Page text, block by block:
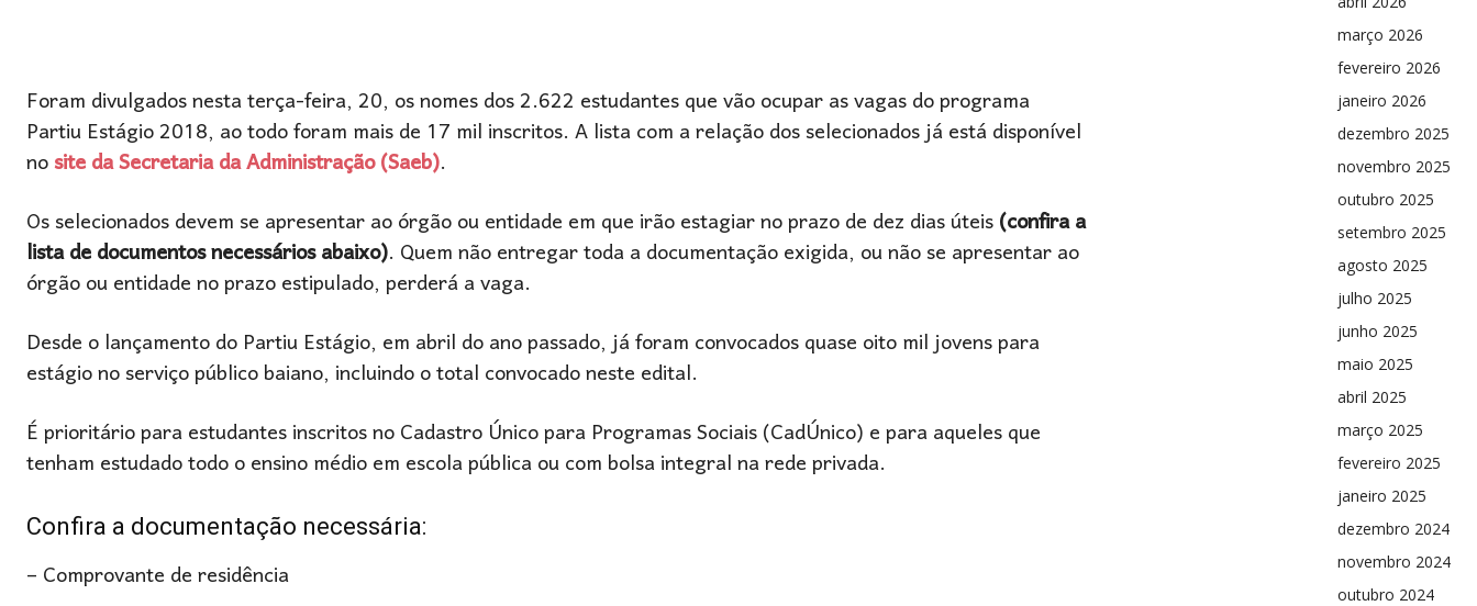
Foram divulgados nesta terça-feira, 20, os nomes dos 2.622 estudantes que vão ocupar as vagas do programa
Partiu Estágio 2018, ao todo foram mais de 17 mil inscritos. A lista com a relação dos selecionados já está disponível
nosite da Secretaria da Administração (Saeb).
Os selecionados devem se apresentar ao órgão ou entidade em que irão estagiar no prazo de dez dias úteis(confira a
lista de documentos necessários abaixo). Quem não entregar toda a documentação exigida, ou não se apresentar ao
órgão ou entidade no prazo estipulado, perderá a vaga.
Desde o lançamento do Partiu Estágio, em abril do ano passado, já foram convocados quase oito mil jovens para
estágio no serviço público baiano, incluindo o total convocado neste edital.
É prioritário para estudantes inscritos no Cadastro Único para Programas Sociais (CadÚnico) e para aqueles que
tenham estudado todo o ensino médio em escola pública ou com bolsa integral na rede privada.
Confira a documentação necessária:
– Comprovante de residência
março 2026
fevereiro 2026
janeiro 2026
dezembro 2025
novembro 2025
outubro 2025
setembro 2025
agosto 2025
julho 2025
junho 2025
maio 2025
abril 2025
março 2025
fevereiro 2025
janeiro 2025
dezembro 2024
novembro 2024
outubro 2024